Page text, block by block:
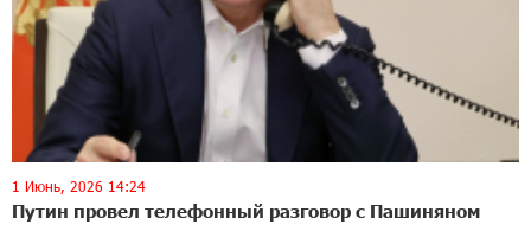
1 Июнь, 2026 14:24
Путин провел телефонный разговор с Пашиняном